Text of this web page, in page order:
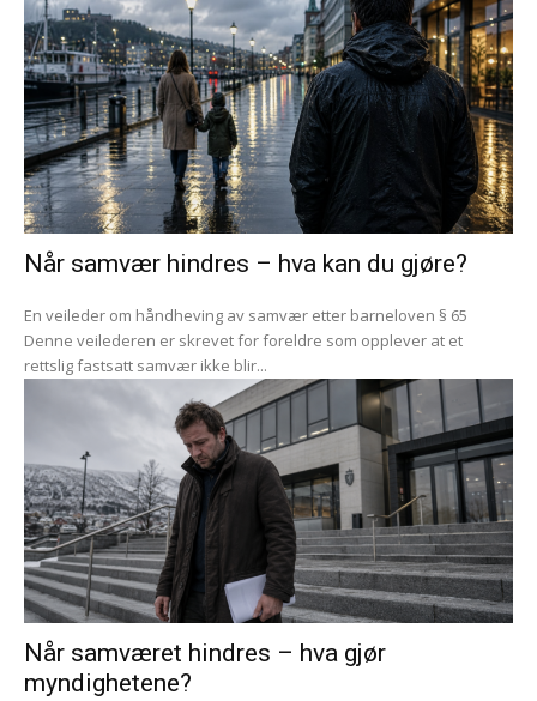
Når samvær hindres – hva kan du gjøre?
En veileder om håndheving av samvær etter barneloven § 65
Denne veilederen er skrevet for foreldre som opplever at et
rettslig fastsatt samvær ikke blir...
Når samværet hindres – hva gjør
myndighetene?